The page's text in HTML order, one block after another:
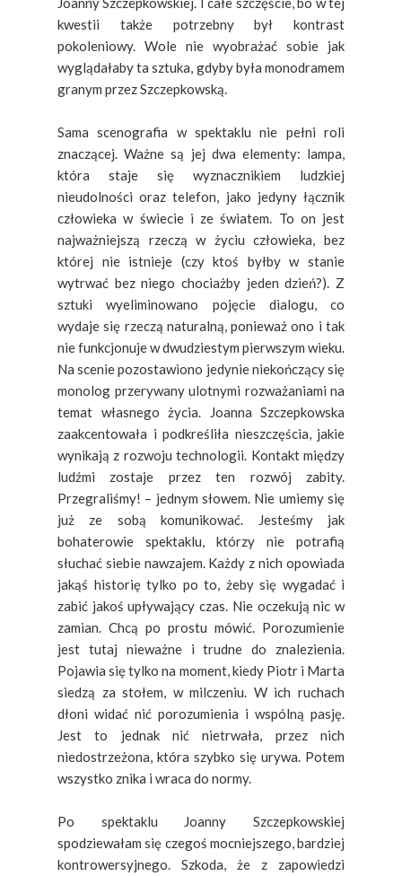
kwestii także potrzebny był kontrast
pokoleniowy. Wole nie wyobrażać sobie jak
wyglądałaby ta sztuka, gdyby była monodramem
granym przez Szczepkowską.
Sama scenografia w spektaklu nie pełni roli
znaczącej. Ważne są jej dwa elementy: lampa,
która staje się wyznacznikiem ludzkiej
nieudolności oraz telefon, jako jedyny łącznik
człowieka w świecie i ze światem. To on jest
najważniejszą rzeczą w życiu człowieka, bez
której nie istnieje (czy ktoś byłby w stanie
wytrwać bez niego chociażby jeden dzień?). Z
sztuki wyeliminowano pojęcie dialogu, co
wydaje się rzeczą naturalną, ponieważ ono i tak
nie funkcjonuje w dwudziestym pierwszym wieku.
Na scenie pozostawiono jedynie niekończący się
monolog przerywany ulotnymi rozważaniami na
temat własnego życia.
Joanna Szczepkowska
zaakcentowała i podkreśliła nieszczęścia, jakie
wynikają z rozwoju technologii. Kontakt między
ludźmi zostaje przez ten rozwój zabity.
Przegraliśmy! – jednym słowem. Nie umiemy się
już ze sobą komunikować. Jesteśmy jak
bohaterowie spektaklu, którzy nie potrafią
słuchać siebie nawzajem. Każdy z nich opowiada
jakąś historię tylko po to, żeby się wygadać i
zabić jakoś upływający czas. Nie oczekują nic w
zamian. Chcą po prostu mówić. Porozumienie
jest tutaj nieważne i trudne do znalezienia.
Pojawia się tylko na moment, kiedy Piotr i Marta
siedzą za stołem, w milczeniu. W ich ruchach
dłoni widać nić porozumienia i wspólną pasję.
Jest to jednak nić nietrwała, przez nich
niedostrzeżona, która szybko się urywa. Potem
wszystko znika i wraca do normy.
Po spektaklu Joanny Szczepkowskiej
spodziewałam się czegoś mocniejszego, bardziej
kontrowersyjnego. Szkoda, że z zapowiedzi